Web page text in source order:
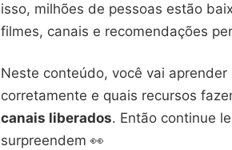
isso, milhões de pessoas estão
filmes, canais e recomendações
Neste conteúdo, você vai
corretamente e quais recursos
canais liberados. Então continue
surpreendem 👀